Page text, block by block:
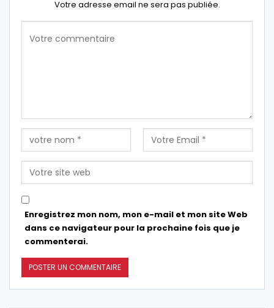
Votre adresse email ne sera pas publiée.
Enregistrez mon nom, mon e-mail et mon site Web
dans ce navigateur pour la prochaine fois que je
commenterai.